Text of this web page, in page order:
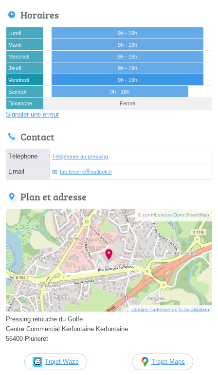
Horaires
Lundi
9h - 19h
Mardi
9h - 19h
Mercredi
9h - 19h
Jeudi
9h - 19h
Vendredi
9h - 19h
Samedi
9h - 18h
Dimanche
Fermé
Signaler une erreur
Contact
Téléphone Téléphoner au pressing
Email fab.lecorreⓐoutlook.fr
Plan et adresse
© contributeurs OpenStreetMap
Corriger l’adresse ou la localisation
Pressing retouche du Golfe
Centre Commercial Kerfontaine Kerfontaine
56400 Pluneret
Trajet Waze Trajet Maps